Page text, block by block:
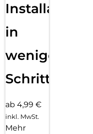
Installation
in
wenigen
Schritten
ab 4,99 €
inkl. MwSt.
Mehr